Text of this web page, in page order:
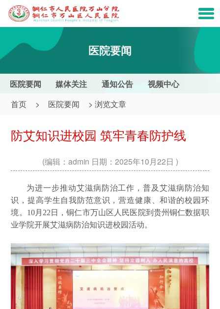
医院要闻
医院要闻 媒体关注 通知公告 视频中心
首页 > 医院要闻 > 浏览文章
防艾知识进校园 筑牢青春防护线
(编辑：admin 日期：2025年10月22日 )
为进一步推动艾滋病防治工作，普及艾滋病防治知
识，提高学生自我防范意识，营造健康、和谐的校园环
境。10月22日，铜仁市万山区人民医院到贵州铜仁数据职
业学院开展艾滋病防治知识进校园活动。